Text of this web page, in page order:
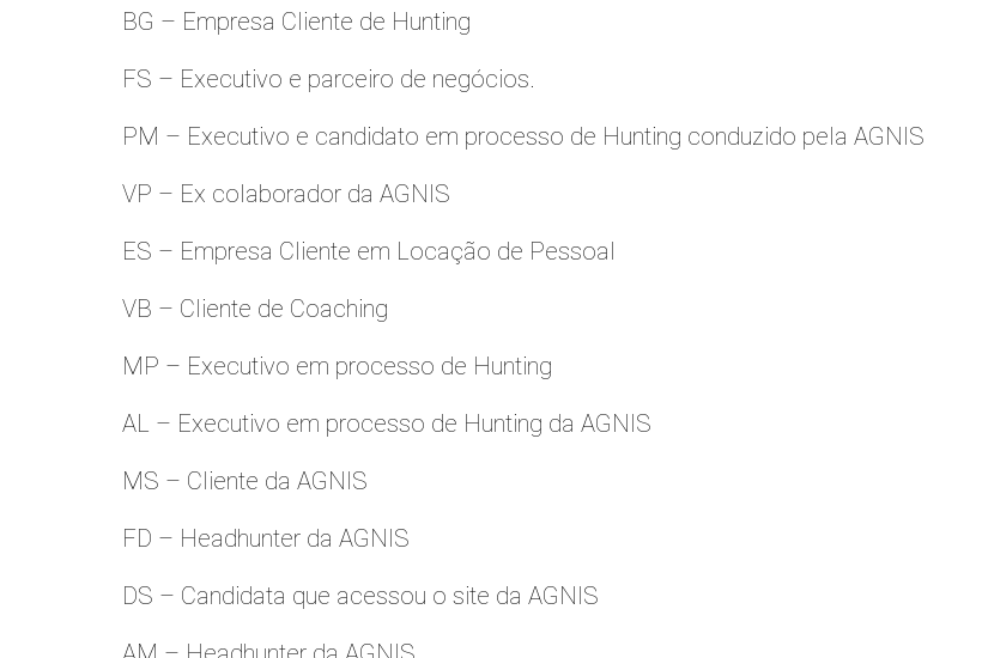
BG – Empresa Cliente de Hunting
FS – Executivo e parceiro de negócios.
PM – Executivo e candidato em processo de Hunting conduzido pela AGNIS
VP – Ex colaborador da AGNIS
ES – Empresa Cliente em Locação de Pessoal
VB – Cliente de Coaching
MP – Executivo em processo de Hunting
AL – Executivo em processo de Hunting da AGNIS
MS – Cliente da AGNIS
FD – Headhunter da AGNIS
DS – Candidata que acessou o site da AGNIS